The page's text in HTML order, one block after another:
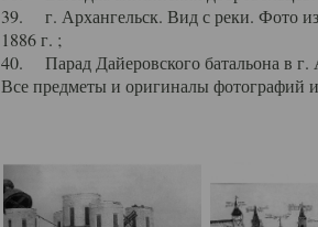
39. г. Архангельск. Вид с реки. Фото
1886 г. ;
40. Парад Дайеровского батальона в
Все предметы и оригиналы фотографий